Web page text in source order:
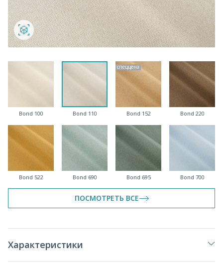
Bond 100 Bond 110
спеццена
Bond 152 Bond 220
Bond 522 Bond 690 Bond 695 Bond 700
ПОСМОТРЕТЬ ВСЕ
Характеристики